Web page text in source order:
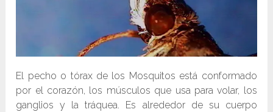
El pecho o tórax de los Mosquitos está conformado
por el corazón, los músculos que usa para volar, los
ganglios y la tráquea. Es alrededor de su cuerpo